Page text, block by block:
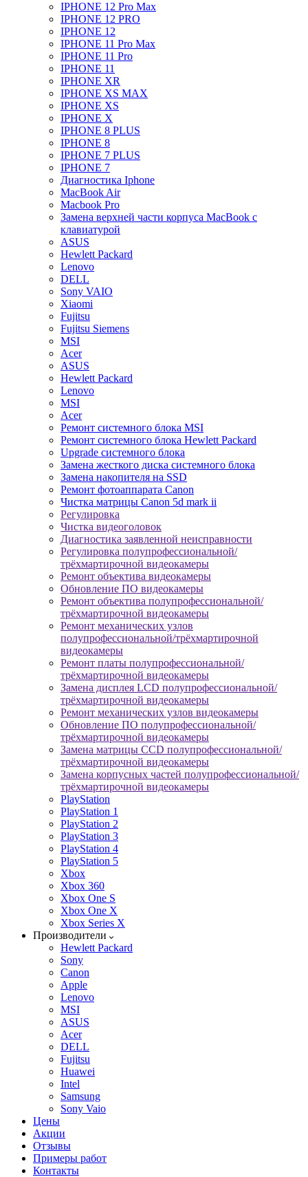
IPHONE 12 Pro Max
IPHONE 12 PRO
IPHONE 12
IPHONE 11 Pro Max
IPHONE 11 Pro
IPHONE 11
IPHONE XR
IPHONE XS MAX
IPHONE XS
IPHONE X
IPHONE 8 PLUS
IPHONE 8
IPHONE 7 PLUS
IPHONE 7
Диагностика Iphone
MacBook Air
Macbook Pro
Замена верхней части корпуса MacBook с
клавиатурой
ASUS
Hewlett Packard
Lenovo
DELL
Sony VAIO
Xiaomi
Fujitsu
Fujitsu Siemens
MSI
Acer
ASUS
Hewlett Packard
Lenovo
MSI
Acer
Ремонт системного блока MSI
Ремонт системного блока Hewlett Packard
Upgrade системного блока
Замена жесткого диска системного блока
Замена накопителя на SSD
Ремонт фотоаппарата Canon
Чистка матрицы Canon 5d mark ii
Регулировка
Чистка видеоголовок
Диагностика заявленной неисправности
Регулировка полупрофессиональной/
трёхмартирочной видеокамеры
Ремонт объектива видеокамеры
Обновление ПО видеокамеры
Ремонт объектива полупрофессиональной/
трёхмартирочной видеокамеры
Ремонт механических узлов
полупрофессиональной/трёхмартирочной
видеокамеры
Ремонт платы полупрофессиональной/
трёхмартирочной видеокамеры
Замена дисплея LCD полупрофессиональной/
трёхмартирочной видеокамеры
Ремонт механических узлов видеокамеры
Обновление ПО полупрофессиональной/
трёхмартирочной видеокамеры
Замена матрицы CCD полупрофессиональной/
трёхмартирочной видеокамеры
Замена корпусных частей полупрофессиональной/
трёхмартирочной видеокамеры
PlayStation
PlayStation 1
PlayStation 2
PlayStation 3
PlayStation 4
PlayStation 5
Xbox
Xbox 360
Xbox One S
Xbox One X
Xbox Series X
Производители
Hewlett Packard
Sony
Canon
Apple
Lenovo
MSI
ASUS
Acer
DELL
Fujitsu
Huawei
Intel
Samsung
Sony Vaio
Цены
Акции
Отзывы
Примеры работ
Контакты